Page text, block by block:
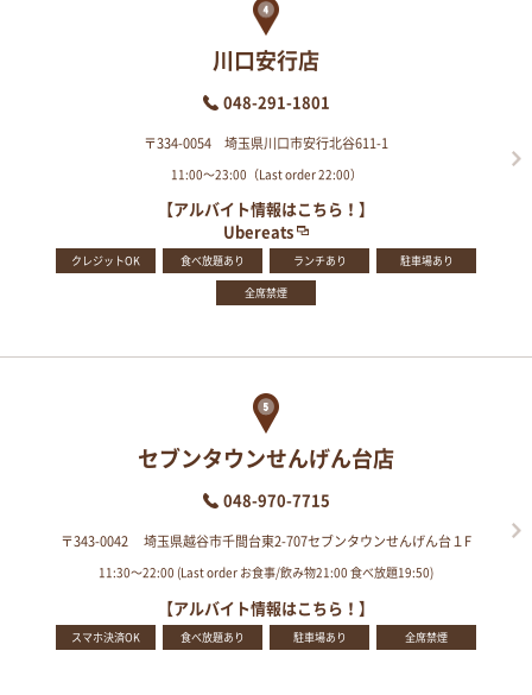
川口安行店
048-291-1801
〒334-0054 埼玉県川口市安行北谷611-1
11:00～23:00（Last order 22:00）
【アルバイト情報はこちら！】
Ubereats
クレジットOK 食べ放題あり ランチあり 駐車場あり
全席禁煙
セブンタウンせんげん台店
048-970-7715
〒343-0042 埼玉県越谷市千間台東2-707セブンタウンせんげん台１F
11:30～22:00 (Last order お食事/飲み物21:00 食べ放題19:50)
【アルバイト情報はこちら！】
スマホ決済OK 食べ放題あり 駐車場あり 全席禁煙